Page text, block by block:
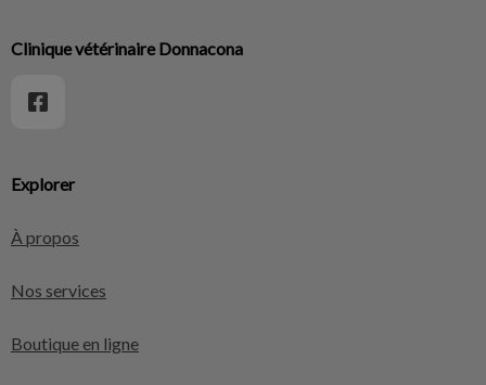
Explorer
À propos
Nos services
Boutique en ligne
Clinique vétérinaire Donnacona